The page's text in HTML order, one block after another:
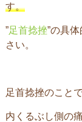
す。
”足首捻挫”の具
さい。
足首捻挫のこと
内くるぶし側の